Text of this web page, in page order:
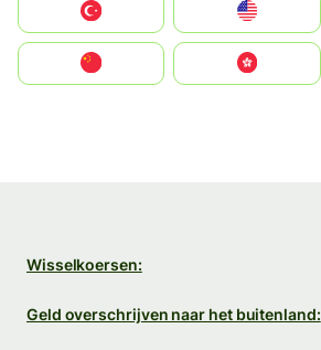
United States
中國香港特別行政區
Wisselkoersen:
Geld overschrijven naar het buitenland: